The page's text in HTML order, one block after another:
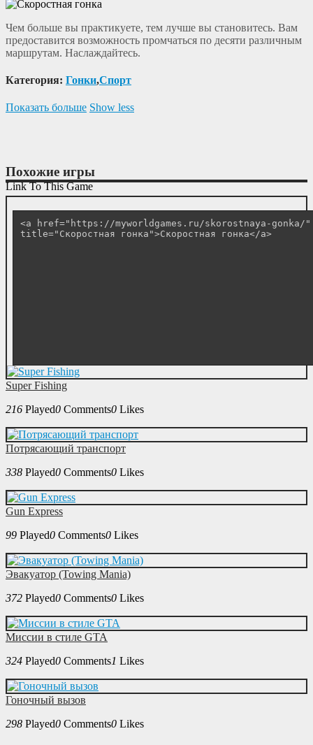
Link To This Game
Чем больше вы практикуете, тем лучше вы становитесь. Вам
предоставится возможность промчаться по десяти различным
маршрутам. Наслаждайтесь.
Категория: Гонки,Спорт
Показать больше Show less
Похожие игры
Super Fishing
216 Played0 Comments0 Likes
Потрясающий транспорт
338 Played0 Comments0 Likes
Gun Express
99 Played0 Comments0 Likes
Эвакуатор (Towing Mania)
372 Played0 Comments0 Likes
Миссии в стиле GTA
324 Played0 Comments1 Likes
Гоночный вызов
298 Played0 Comments0 Likes